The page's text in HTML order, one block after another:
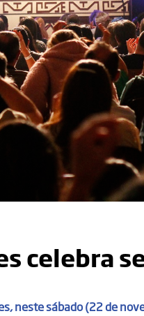
celebra
neste sábado (22 de